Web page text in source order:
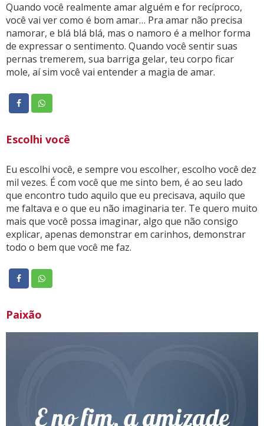
Quando você realmente amar alguém e for recíproco,
você vai ver como é bom amar… Pra amar não precisa
namorar, e blá blá blá, mas o namoro é a melhor forma
de expressar o sentimento. Quando você sentir suas
pernas tremerem, sua barriga gelar, teu corpo ficar
mole, aí sim você vai entender a magia de amar.
Escolhi você
Eu escolhi você, e sempre vou escolher, escolho você dez
mil vezes. É com você que me sinto bem, é ao seu lado
que encontro tudo aquilo que eu precisava, aquilo que
me faltava e o que eu não imaginaria ter. Te quero muito
mais que você possa imaginar, algo que não consigo
explicar, apenas demonstrar em carinhos, demonstrar
todo o bem que você me faz.
Paixão